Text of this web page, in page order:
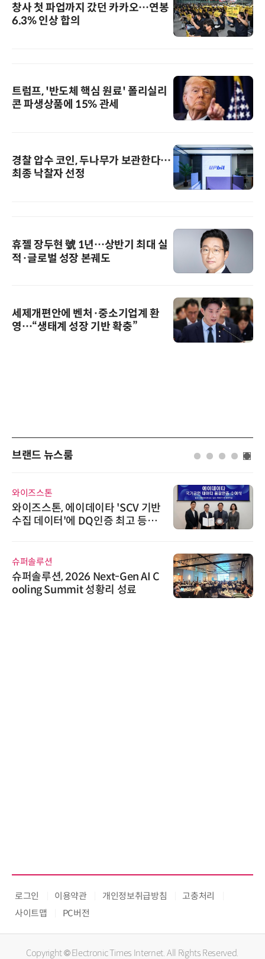
창사 첫 파업까지 갔던 카카오…연봉
6.3% 인상 합의
트럼프, '반도체 핵심 원료' 폴리실리
콘 파생상품에 15% 관세
경찰 압수 코인, 두나무가 보관한다…
최종 낙찰자 선정
휴젤 장두현 號 1년…상반기 최대 실
적·글로벌 성장 본궤도
세제개편안에 벤처·중소기업계 환
영…“생태계 성장 기반 확충”
브랜드 뉴스룸
와이즈스톤
와이즈스톤, 에이데이타 'SCV 기반
수집 데이터'에 DQ인증 최고 등급
슈퍼솔루션
슈퍼솔루션, 2026 Next-Gen AI C
ooling Summit 성황리 성료
로그인 이용약관 개인정보취급방침
고충처리
사이트맵
PC버전
Copyright © Electronic Times Internet. All Rights Reserved.